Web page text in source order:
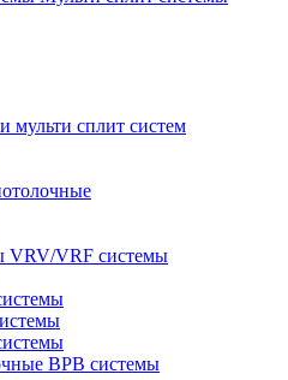
мульти сплит систем
VRV/VRF системы
ВРВ системы